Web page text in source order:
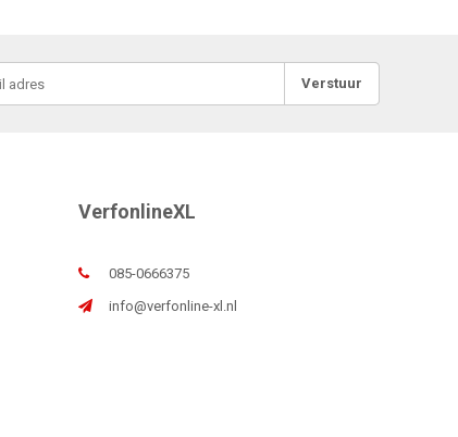
Verstuur
VerfonlineXL
085-0666375
info@verfonline-xl.nl